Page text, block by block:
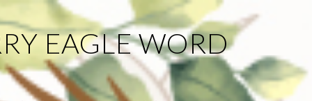
EAGLE WORD